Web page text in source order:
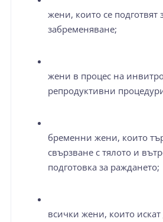
жени, които се подготвят
забременяване;
жени в процес на
репродуктивни
бременни жени, които
свързване с тялото и
подготовка за раждането;
всички жени, които